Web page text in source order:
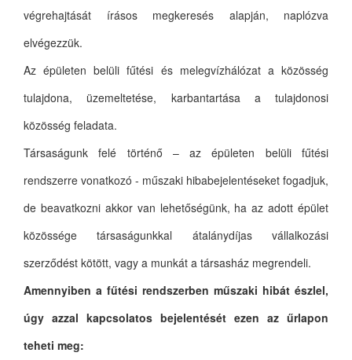
végrehajtását írásos megkeresés alapján, naplózva
elvégezzük.
Az épületen belüli fűtési és melegvízhálózat a közösség
tulajdona, üzemeltetése, karbantartása a tulajdonosi
közösség feladata.
Társaságunk felé történő – az épületen belüli fűtési
rendszerre vonatkozó - műszaki hibabejelentéseket fogadjuk,
de beavatkozni akkor van lehetőségünk, ha az adott épület
közössége társaságunkkal átalánydíjas vállalkozási
szerződést kötött, vagy a munkát a társasház megrendeli.
Amennyiben a fűtési rendszerben műszaki hibát észlel,
úgy azzal kapcsolatos bejelentését ezen az űrlapon
teheti meg: